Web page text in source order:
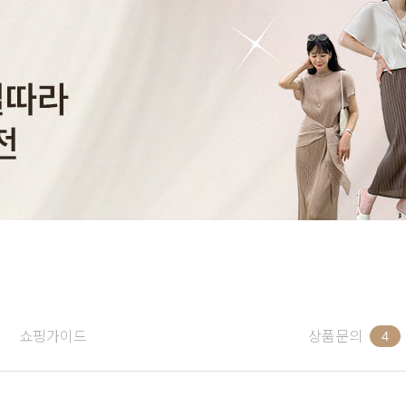
쇼핑가이드 상품문의 4